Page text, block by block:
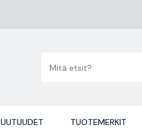
UUTUUDET TUOTEMERKIT